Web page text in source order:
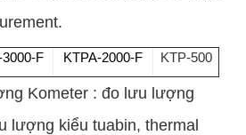
F KTPA-2000-F KTP-500
Kometer : đo lưu lượng
lượng kiểu tuabin, thermal